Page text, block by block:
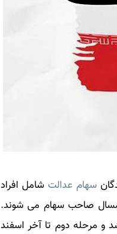
سهام عدالت شامل افراد
صاحب سهام می شوند.
و مرحله دوم تا آخر اسفند